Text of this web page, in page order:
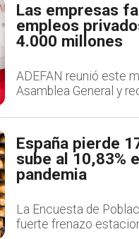
Las empresas
empleos
4.000 millones
ADEFAN reunió este
Asamblea General y
España pierde
sube al 10,83%
pandemia
La Encuesta de
fuerte frenazo